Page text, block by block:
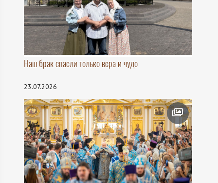
Наш брак спасли только вера и чудо
23.07.2026